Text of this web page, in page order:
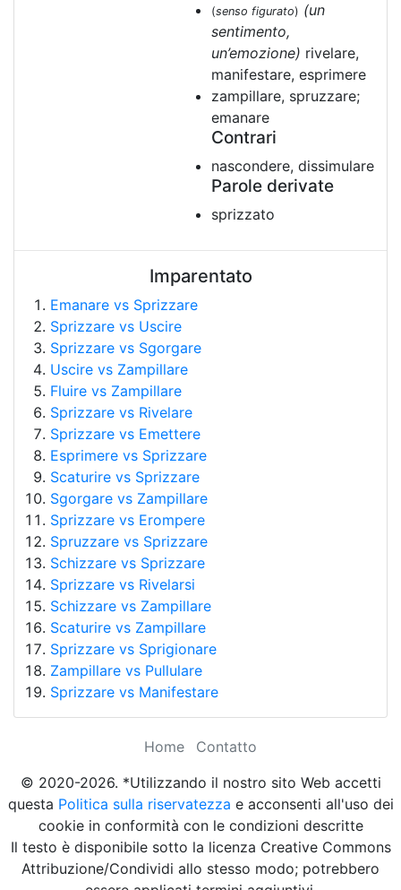
(senso figurato) (un
sentimento,
un’emozione) rivelare,
manifestare, esprimere
zampillare, spruzzare;
emanare
Contrari
nascondere, dissimulare
Parole derivate
sprizzato
Imparentato
Emanare vs Sprizzare
Sprizzare vs Uscire
Sprizzare vs Sgorgare
Uscire vs Zampillare
Fluire vs Zampillare
Sprizzare vs Rivelare
Sprizzare vs Emettere
Esprimere vs Sprizzare
Scaturire vs Sprizzare
Sgorgare vs Zampillare
Sprizzare vs Erompere
Spruzzare vs Sprizzare
Schizzare vs Sprizzare
Sprizzare vs Rivelarsi
Schizzare vs Zampillare
Scaturire vs Zampillare
Sprizzare vs Sprigionare
Zampillare vs Pullulare
Sprizzare vs Manifestare
Home
Contatto
© 2020-2026. *Utilizzando il nostro sito Web accetti
questa Politica sulla riservatezza e acconsenti all'uso dei
cookie in conformità con le condizioni descritte
Il testo è disponibile sotto la licenza Creative Commons
Attribuzione/Condividi allo stesso modo; potrebbero